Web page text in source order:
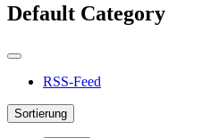
Default Category
RSS-Feed
Sortierung